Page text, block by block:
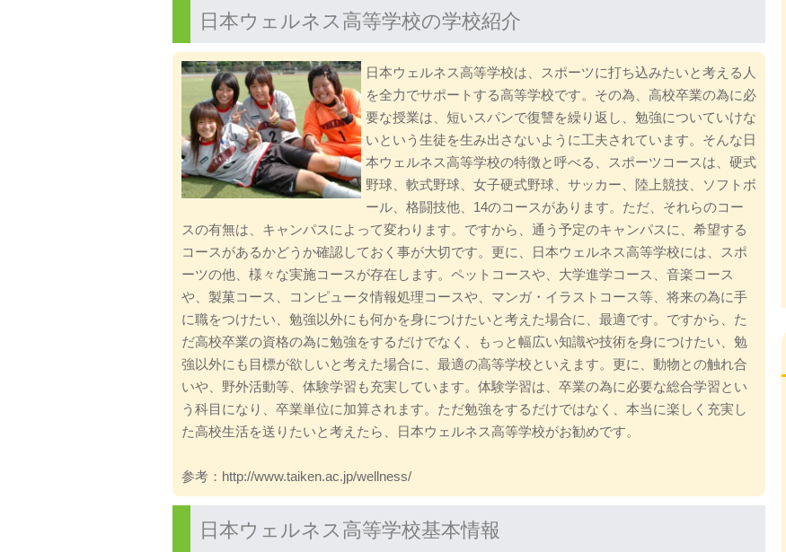
日本ウェルネス高等学校の学校紹介
日本ウェルネス高等学校は、スポーツに打ち込みたいと考える人
を全力でサポートする高等学校です。その為、高校卒業の為に必
要な授業は、短いスパンで復讐を繰り返し、勉強についていけな
いという生徒を生み出さないように工夫されています。そんな日
本ウェルネス高等学校の特徴と呼べる、スポーツコースは、硬式
野球、軟式野球、女子硬式野球、サッカー、陸上競技、ソフトボ
ール、格闘技他、14のコースがあります。ただ、それらのコー
スの有無は、キャンパスによって変わります。ですから、通う予定のキャンパスに、希望する
コースがあるかどうか確認しておく事が大切です。更に、日本ウェルネス高等学校には、スポ
ーツの他、様々な実施コースが存在します。ペットコースや、大学進学コース、音楽コース
や、製菓コース、コンピュータ情報処理コースや、マンガ・イラストコース等、将来の為に手
に職をつけたい、勉強以外にも何かを身につけたいと考えた場合に、最適です。ですから、た
だ高校卒業の資格の為に勉強をするだけでなく、もっと幅広い知識や技術を身につけたい、勉
強以外にも目標が欲しいと考えた場合に、最適の高等学校といえます。更に、動物との触れ合
いや、野外活動等、体験学習も充実しています。体験学習は、卒業の為に必要な総合学習とい
う科目になり、卒業単位に加算されます。ただ勉強をするだけではなく、本当に楽しく充実し
た高校生活を送りたいと考えたら、日本ウェルネス高等学校がお勧めです。
参考：http://www.taiken.ac.jp/wellness/
日本ウェルネス高等学校基本情報